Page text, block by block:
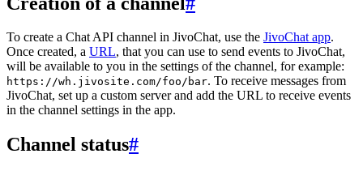
To create a Chat API channel in JivoChat, use the JivoChat app.
Once created, a URL, that you can use to send events to JivoChat,
will be available to you in the settings of the channel, for example:
https://wh.jivosite.com/foo/bar. To receive messages from
JivoChat, set up a custom server and add the URL to receive events
in the channel settings in the app.
Channel status#